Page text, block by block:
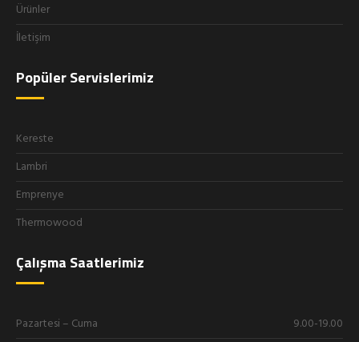
Ürünler
İletişim
Popüler Servislerimiz
Kereste
Lambri
Emprenye
Thermowood
Çalışma Saatlerimiz
Pazartesi – Cuma
9.00-19.00